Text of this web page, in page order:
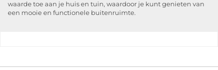
waarde toe aan je huis en tuin, waardoor je kunt genieten van
een mooie en functionele buitenruimte.